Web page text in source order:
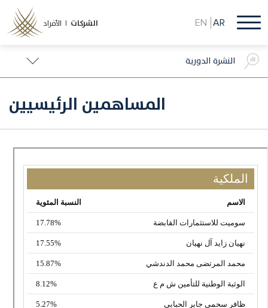
إلى
المحتوى
الأفراد | الشركات EN AR
المساهمين الرئيسيين
النشرة الدورية